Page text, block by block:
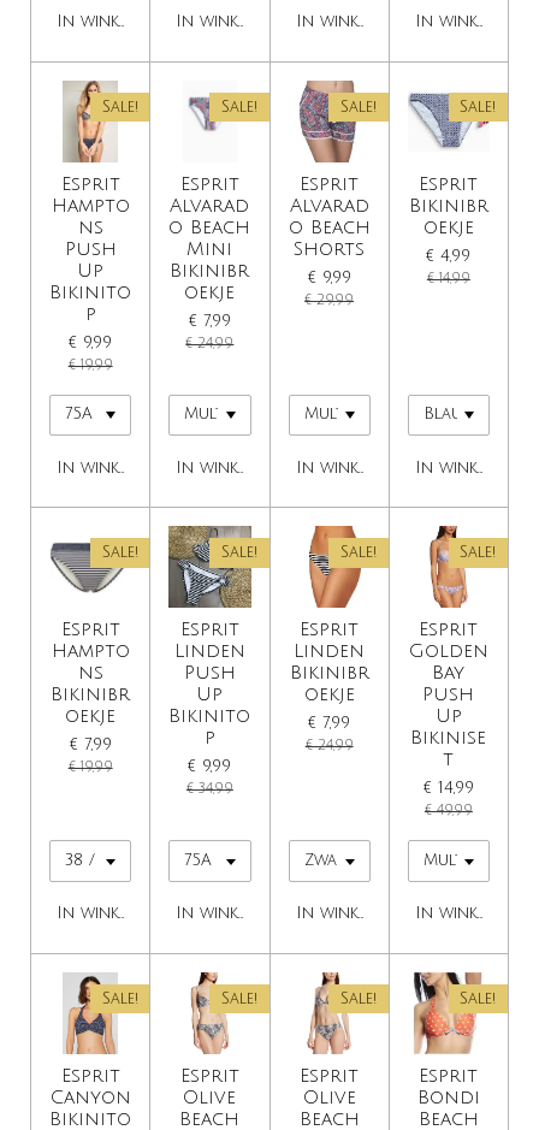
In winkelwagenIn winkelwagenIn winkelwagenIn
Sale!
Esprit
Hampto
ns
Push
Up
Bikinito
p
€ 9,99
€ 19,99
In winkelwagen
Sale!
Esprit
Alvarad
o Beach
Mini
Bikinibr
oekje
€ 7,99
€ 24,99
In winkelwagen
Sale!
Esprit
Alvarad
o Beach
Shorts
€ 9,99
€ 29,99
In winkelwagen
Sale!
Esprit
Bikinibr
oekje
€ 4,99
€ 14,99
In
Sale!
Esprit
Hampto
ns
Bikinibr
oekje
€ 7,99
€ 19,99
In winkelwagen
Sale!
Esprit
Linden
Push
Up
Bikinito
p
€ 9,99
€ 34,99
In winkelwagen
Sale!
Esprit
Linden
Bikinibr
oekje
€ 7,99
€ 24,99
In winkelwagen
Sale!
Esprit
Golden
Bay
Push
Up
Bikinise
t
€ 14,99
€ 49,99
In
Sale!
Esprit
Canyon
Bikinito
Sale!
Esprit
Olive
Beach
Sale!
Esprit
Olive
Beach
Sale!
Esprit
Bondi
Beach